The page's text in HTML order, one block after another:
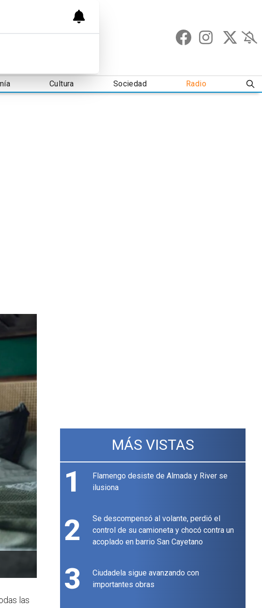
Cultura Sociedad Radio
las
MÁS VISTAS
1
Flamengo desiste de Almada y River se
ilusiona
2
Se descompensó al volante, perdió el
control de su camioneta y chocó contra un
acoplado en barrio San Cayetano
3
Ciudadela sigue avanzando con
importantes obras